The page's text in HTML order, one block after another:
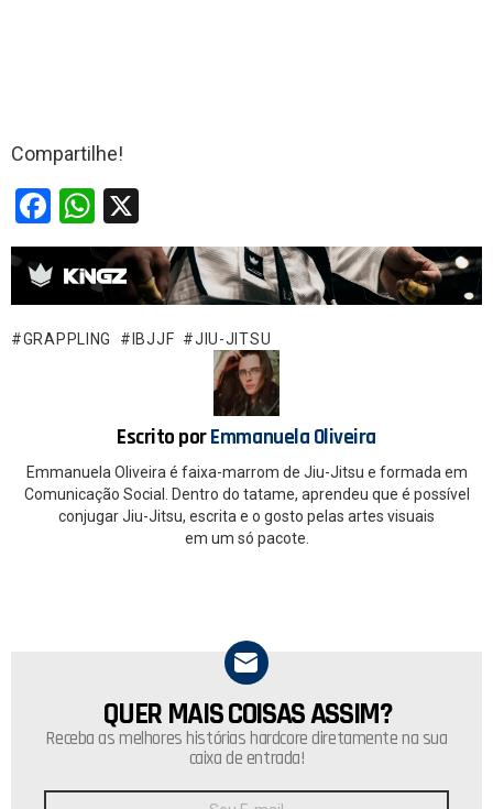
Compartilhe!
F
a
ce
b
o
W
h
at
s
A
GRAPPLING IBJJF JIU-JITSU
Escrito porEmmanuela Oliveira
Emmanuela Oliveira é faixa-marrom de Jiu-Jitsu e formada em
Comunicação Social. Dentro do tatame, aprendeu que é possível
conjugar Jiu-Jitsu, escrita e o gosto pelas artes visuais
em um só pacote.
NEWSLETTER
QUER MAIS COISAS ASSIM?
Receba as melhores histórias hardcore diretamente na sua
caixa de entrada!
Endereço